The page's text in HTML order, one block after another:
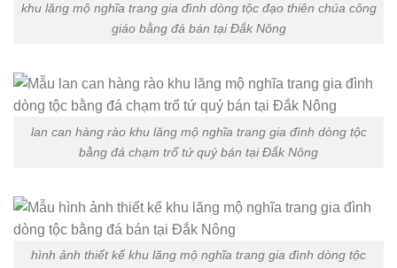
khu lăng mộ nghĩa trang gia đình dòng tộc đạo thiên chúa công
giáo bằng đá bán tại Đắk Nông
lan can hàng rào khu lăng mộ nghĩa trang gia đình dòng tộc
bằng đá chạm trổ tứ quý bán tại Đắk Nông
hình ảnh thiết kế khu lăng mộ nghĩa trang gia đình dòng tộc